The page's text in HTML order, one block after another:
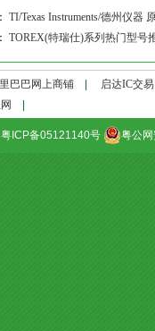
TI/Texas Instruments/德州仪器
TOREX(特瑞仕)系列热门型号
巴巴网上商铺
启达IC交
ICP备05121140号 粤公网